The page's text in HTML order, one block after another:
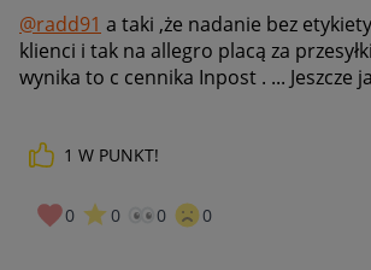
@radd91 a taki ,że nadanie bez
klienci i tak na allegro placą za
wynika to c cennika Inpost . ... Jeszcze
1 W PUNKT!
0 0 0 0